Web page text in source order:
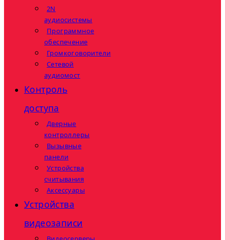
2N
аудиосистемы
Программное
обеспечение
Громкоговорители
Сетевой
аудиомост
Контроль
доступа
Дверные
контроллеры
Вызывные
панели
Устройства
считывания
Аксессуары
Устройства
видеозаписи